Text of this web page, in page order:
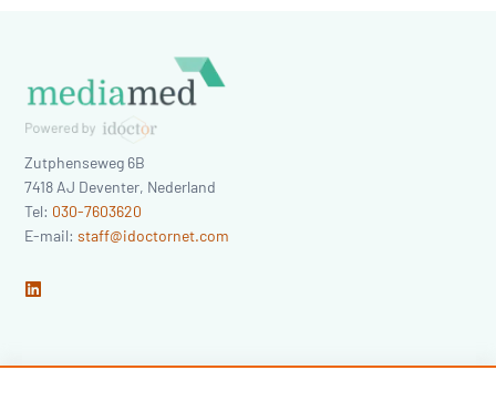
Zutphenseweg 6B
7418 AJ Deventer, Nederland
Tel: 030-7603620
E-mail:staff@idoctornet.com